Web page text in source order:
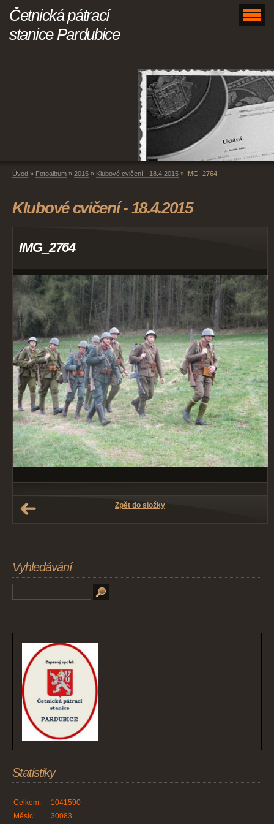
Četnická pátrací
stanice Pardubice
Úvod » Fotoalbum » 2015 » Klubové cvičení - 18.4.2015 » IMG_2764
Klubové cvičení - 18.4.2015
IMG_2764
Zpět do složky
Vyhledávání
Statistiky
Celkem:
1041590
Měsíc:
30083